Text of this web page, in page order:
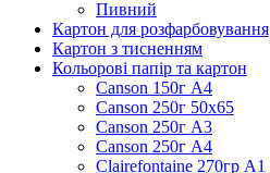
Пивний
Картон для розфарбовування
Картон з тисненням
Кольорові папір та картон
Canson 150г А4
Canson 250г 50х65
Canson 250г А3
Canson 250г А4
Clairefontaine 270гр А1